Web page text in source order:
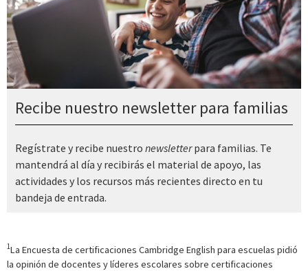
Recibe nuestro newsletter para familias
Regístrate y recibe nuestro newsletterpara familias. Te
mantendrá al día y recibirás el material de apoyo, las
actividades y los recursos más recientes directo en tu
bandeja de entrada.
1La Encuesta de certificaciones Cambridge English para escuelas pidió
la opinión de docentes y líderes escolares sobre certificaciones